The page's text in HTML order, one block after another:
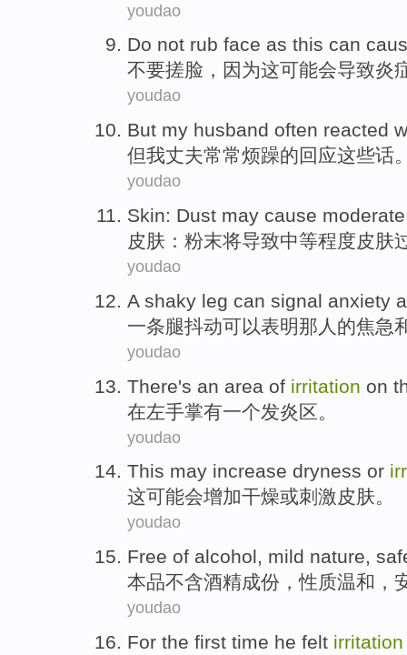
youdao
Do not rub face as this can
不要搓脸 ， 因为这可能会导致炎
youdao
But my husband often reacted
但我丈夫常常烦躁的回应这些话
youdao
Skin: Dust may cause moderate
皮肤 ： 粉末将导致中等程度皮肤
youdao
A shaky leg can signal anxiety
一条腿抖动可以表明那人的焦急
youdao
There's an area of irritation on
在左手掌有一个发炎 区 。
youdao
This may increase dryness or
这可能会增加干燥或刺激皮肤。
youdao
Free of alcohol, mild nature,
本品不含酒精成份，性质温和 ，
youdao
For the first time he felt irritation